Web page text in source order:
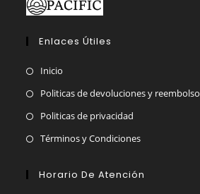
Enlaces Útiles
Inicio
Politicas de devoluciones y reembolso
Politicas de privacidad
Términos y Condiciones
Horario De Atención